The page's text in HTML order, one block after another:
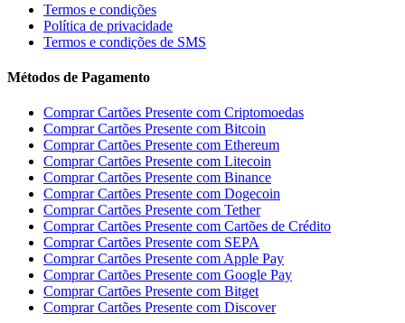
Termos e condições
Política de privacidade
Termos e condições de SMS
Métodos de Pagamento
Comprar Cartões Presente com Criptomoedas
Comprar Cartões Presente com Bitcoin
Comprar Cartões Presente com Ethereum
Comprar Cartões Presente com Litecoin
Comprar Cartões Presente com Binance
Comprar Cartões Presente com Dogecoin
Comprar Cartões Presente com Tether
Comprar Cartões Presente com Cartões de Crédito
Comprar Cartões Presente com SEPA
Comprar Cartões Presente com Apple Pay
Comprar Cartões Presente com Google Pay
Comprar Cartões Presente com Bitget
Comprar Cartões Presente com Discover